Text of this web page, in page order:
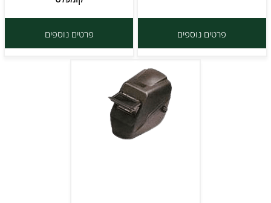
פרטים נוספים פרטים נוספים